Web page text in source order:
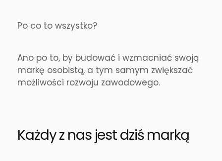
Po co to wszystko?
Ano po to, by budować i wzmacniać swoją
markę osobistą, a tym samym zwiększać
możliwości rozwoju zawodowego.
Każdy z nas jest dziś marką